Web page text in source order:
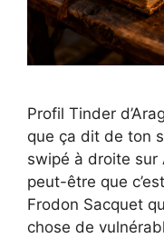
Profil Tinder
que ça dit de ton
swipé à droite sur
peut-être que
Frodon Sacquet
chose de